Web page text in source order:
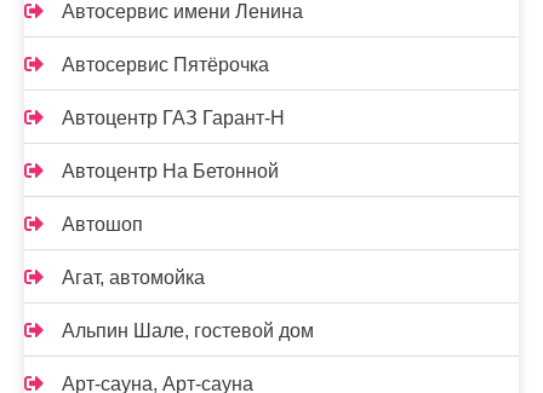
Автосервис имени Ленина
Автосервис Пятёрочка
Автоцентр ГАЗ Гарант-Н
Автоцентр На Бетонной
Автошоп
Агат, автомойка
Альпин Шале, гостевой дом
Арт-сауна, Арт-сауна